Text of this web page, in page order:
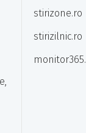
stirizone.ro
stirizilnic.ro